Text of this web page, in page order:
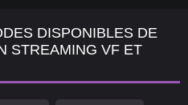
DISPONIBLES DE
STREAMING VF ET